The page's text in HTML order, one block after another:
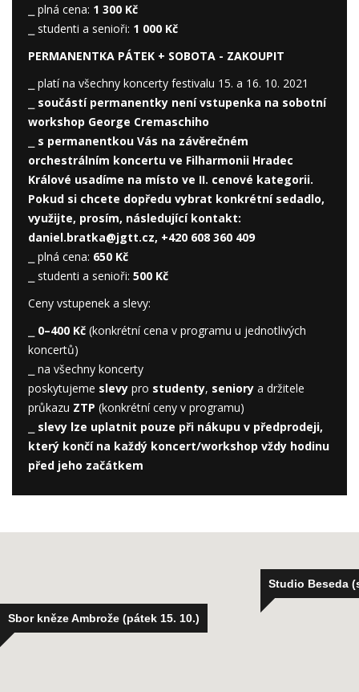
⎯ plná cena: 1 300 Kč
⎯ studenti a senioři: 1 000 Kč
PERMANENTKA PÁTEK + SOBOTA - ZAKOUPIT
⎯ platí na všechny koncerty festivalu 15. a 16. 10. 2021
součástí permanentky není vstupenka na sobotní
workshop George Cremaschiho
s permanentkou Vás na závěrečném
orchestrálním koncertu ve Filharmonii Hradec
Králové usadíme na místo ve II. cenové kategorii.
Pokud si chcete dopředu vybrat konkrétní sedadlo,
využijte, prosím, následující kontakt:
daniel.bratka@jgtt.cz, +420 608 360 409
⎯ plná cena: 650 Kč
⎯ studenti a senioři: 500 Kč
Ceny vstupenek a slevy:
0–400 Kč (konkrétní cena v programu u jednotlivých
koncertů)
⎯ na všechny koncerty
poskytujeme slevy pro studenty, seniory a držitele
průkazu ZTP (konkrétní ceny v programu)
slevy lze uplatnit pouze při nákupu v předprodeji,
který končí na každý koncert/workshop vždy hodinu
před jeho začátkem
Studio Beseda
NãPLAVKA café & music bar (čtvrtek 14. 10.)
Sbor kněze Ambrože (pátek 15. 10.)
Studio Beseda
NãPLAVKA café & music bar (čtvrtek 14. 10.)
Sbor kněze Ambrože (pátek 15. 10.)